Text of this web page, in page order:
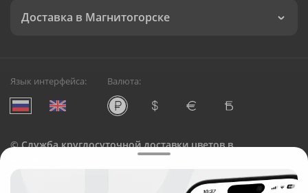
Доставка в Магнитогорске
Язык интерфейса: Валюта:
©Служба круглосуточной доставки цветов в
Русский Букет, 2026